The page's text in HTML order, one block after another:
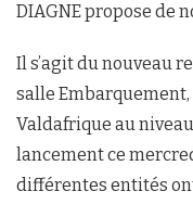
DIAGNE propose de
Il s’agit du nouveau
salle Embarquement,
Valdafrique au
lancement ce
différentes entités